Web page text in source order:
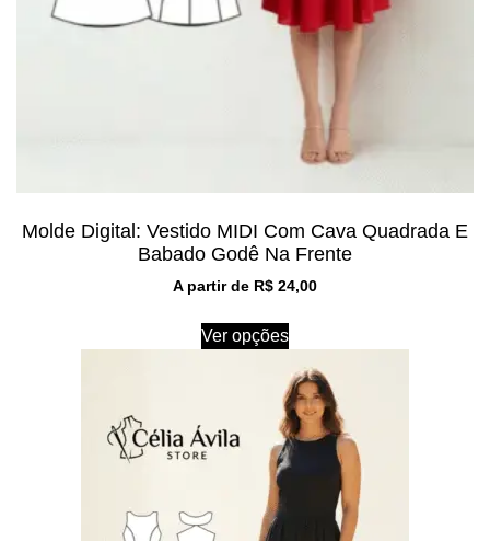
Molde Digital: Vestido MIDI Com Cava Quadrada E
Babado Godê Na Frente
A partir de R$ 24,00
Ver opções